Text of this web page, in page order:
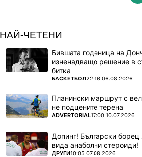
НАЙ-ЧЕТЕНИ
Бившата годеница на
изненадващо решение в
битка
ПОВЕЧЕ ОТ
БАСКЕТБОЛ22:16 06.08.2026
Планински маршрут с
не подцените терена
ПОВЕЧЕ ОТ
ADVERTORIAL17:00 10.07.2026
Допинг! Български борец
вида анаболни стероиди!
ПОВЕЧЕ ОТ
ДРУГИ10:05 07.08.2026